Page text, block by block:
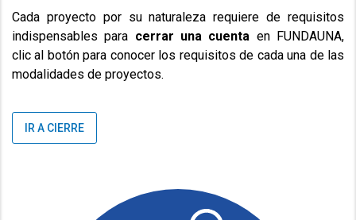
Cada proyecto por su naturaleza requiere de requisitos
indispensables para cerrar una cuenta en FUNDAUNA,
clic al botón para conocer los requisitos de cada una de las
modalidades de proyectos.
IR A CIERRE